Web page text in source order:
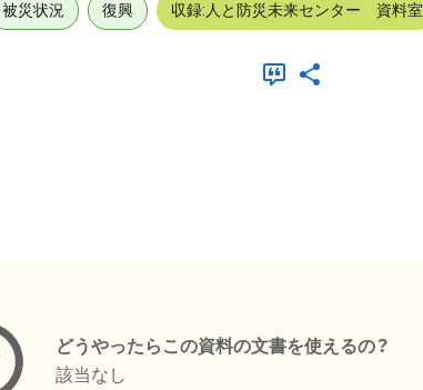
被災状況 復興 収録:人と防災未来センター 資料室
どうやったらこの資料の文書を使えるの？
該当なし